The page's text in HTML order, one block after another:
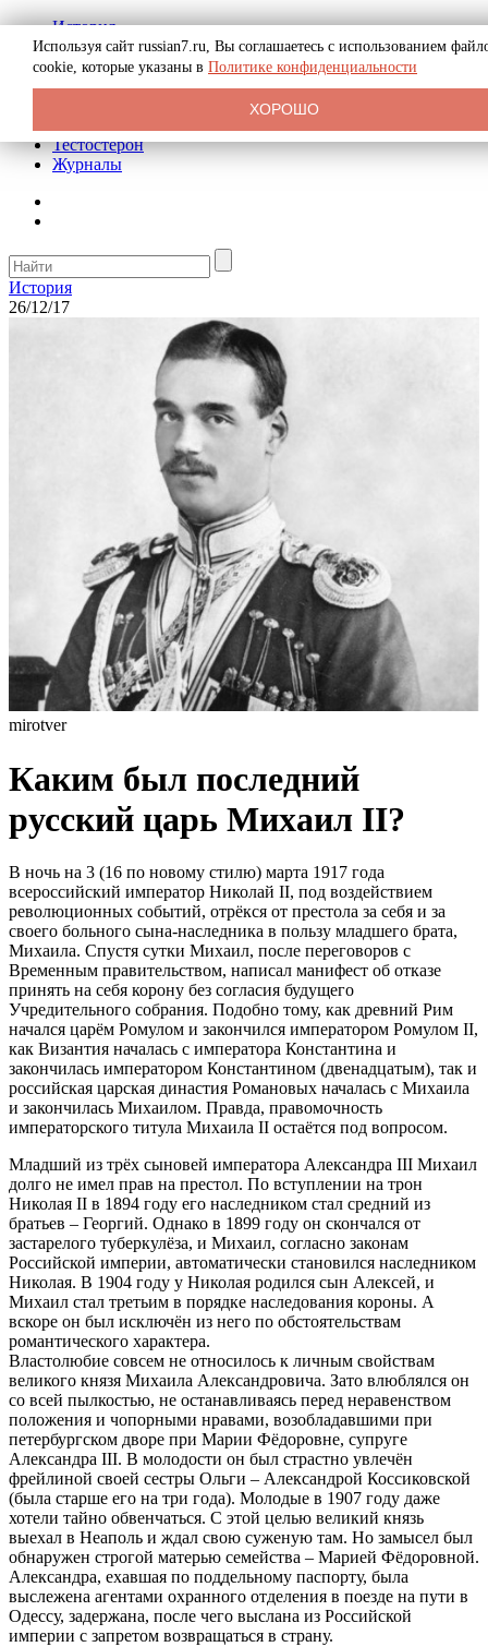
История
Биография
Криминал
Реклама на сайте
Тестостерон
Журналы
История
26/12/17
mirotver
Каким был последний
русский царь Михаил II?
В ночь на 3 (16 по новому стилю) марта 1917 года
всероссийский император Николай II, под воздействием
революционных событий, отрёкся от престола за себя и за
своего больного сына-наследника в пользу младшего брата,
Михаила. Спустя сутки Михаил, после переговоров с
Временным правительством, написал манифест об отказе
принять на себя корону без согласия будущего
Учредительного собрания. Подобно тому, как древний Рим
начался царём Ромулом и закончился императором Ромулом II,
как Византия началась с императора Константина и
закончилась императором Константином (двенадцатым), так и
российская царская династия Романовых началась с Михаила
и закончилась Михаилом. Правда, правомочность
императорского титула Михаила II остаётся под вопросом.
Младший из трёх сыновей императора Александра III Михаил
долго не имел прав на престол. По вступлении на трон
Николая II в 1894 году его наследником стал средний из
братьев – Георгий. Однако в 1899 году он скончался от
застарелого туберкулёза, и Михаил, согласно законам
Российской империи, автоматически становился наследником
Николая. В 1904 году у Николая родился сын Алексей, и
Михаил стал третьим в порядке наследования короны. А
вскоре он был исключён из него по обстоятельствам
романтического характера.
Властолюбие совсем не относилось к личным свойствам
великого князя Михаила Александровича. Зато влюблялся он
со всей пылкостью, не останавливаясь перед неравенством
положения и чопорными нравами, возобладавшими при
петербургском дворе при Марии Фёдоровне, супруге
Александра III. В молодости он был страстно увлечён
фрейлиной своей сестры Ольги – Александрой Коссиковской
(была старше его на три года). Молодые в 1907 году даже
хотели тайно обвенчаться. С этой целью великий князь
выехал в Неаполь и ждал свою суженую там. Но замысел был
обнаружен строгой матерью семейства – Марией Фёдоровной.
Александра, ехавшая по поддельному паспорту, была
выслежена агентами охранного отделения в поезде на пути в
Одессу, задержана, после чего выслана из Российской
империи с запретом возвращаться в страну.
Используя сайт russian7.ru, Вы соглашаетесь с использованием
cookie, которые указаны в Политике конфиденциальности
ХОРОШО